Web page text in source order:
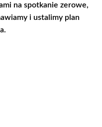
na spotkanie zerowe,
i ustalimy plan